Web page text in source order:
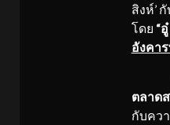
สิงห์’
โดย “อู๋
อังคา
และ
ตลาด
กับคว